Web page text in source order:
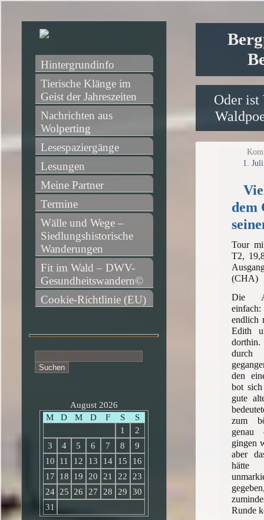
Oder ist
1.
dem
Tour
T2,
(CHA)
Die
endlich
Edith
durch
den
bot
gute
zum
genau
gingen
aber
hätte
Runde
Hintergrundinfo
Tierische Klänge im
Geist der Jahreszeiten
Nachrichten aus
Wolperting
Lesespaziergänge
Lesungen
Meine Partner
Termine
Wälle und Wege –
Siedlungshistorische
Wanderungen
Fit im Wald – DWV-
Gesundheitswandern©
Cookie-Richtlinie (EU)
nach:
August 2026
M
D M D F S
S
1
2
3
4 5 6 7 8
9
10
11 12 13 14 15
16
17
18 19 20 21 22
23
24 25 26 27 28 29
30
31